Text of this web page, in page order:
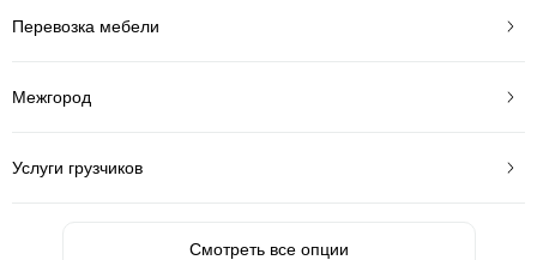
Перевозка мебели
Межгород
Услуги грузчиков
Смотреть все опции